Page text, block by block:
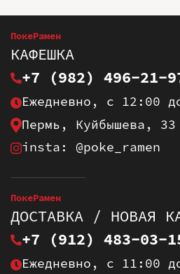
ПокеРамен
КАФЕШКА
+7 (982) 496-21-
Ежедневно, с 12:00
Пермь, Куйбышева, 33
insta: @poke_ramen
ПокеРамен
ДОСТАВКА / НОВАЯ
+7 (912) 483-03-
Ежедневно, с 11:00